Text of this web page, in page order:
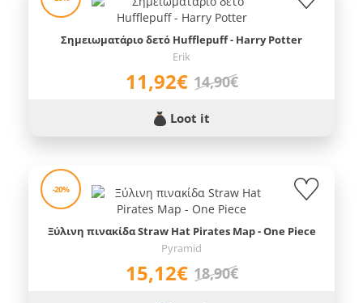
Σημειωματάριο δετό Hufflepuff - Harry Potter
Erik
11,92€ 14,90€
Loot it
-20%
Ξύλινη πινακίδα Straw Hat Pirates Map - One Piece
Pyramid
15,12€ 18,90€